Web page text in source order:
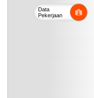
Data
Pekerjaan